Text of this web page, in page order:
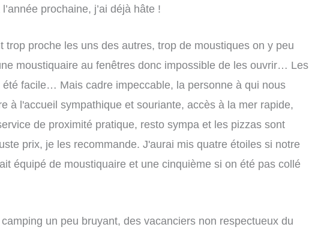
prochaine, j’ai déjà hâte !
trop proche les uns des autres, trop de moustiques on y peu
moustiquaire au fenêtres donc impossible de les ouvrir… Les
été facile… Mais cadre impeccable, la personne à qui nous
à l'accueil sympathique et souriante, accès à la mer rapide,
de proximité pratique, resto sympa et les pizzas sont
prix, je les recommande. J'aurai mis quatre étoiles si notre
équipé de moustiquaire et une cinquième si on été pas collé
un peu bruyant, des vacanciers non respectueux du